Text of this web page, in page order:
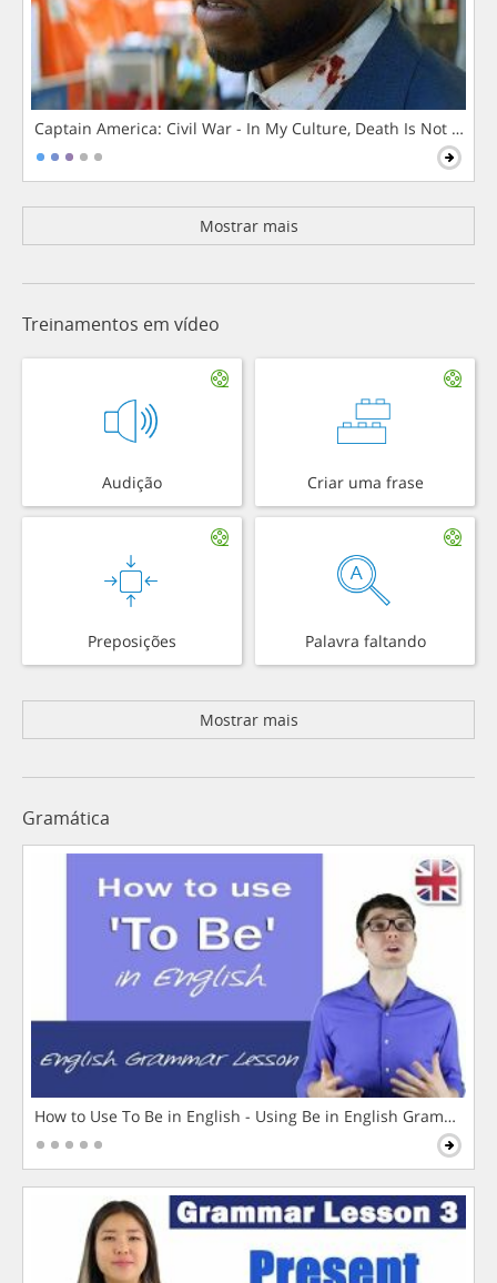
Captain America: Civil War - In My Culture, Death Is Not The
Mostrar mais
Treinamentos em vídeo
Audição Criar uma frase
Preposições Palavra faltando
Mostrar mais
Gramática
How to Use To Be in English - Using Be in English Grammar